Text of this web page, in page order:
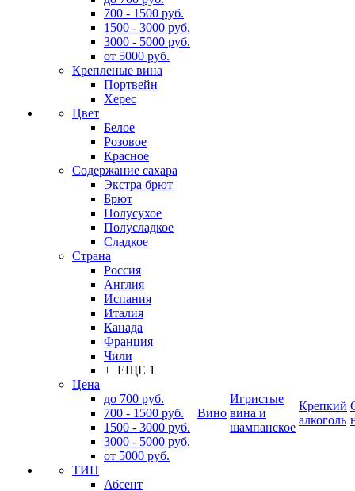
700 - 1500 руб.
1500 - 3000 руб.
3000 - 5000 руб.
от 5000 руб.
Крепленые вина
Портвейн
Херес
Цвет
Белое
Розовое
Красное
Содержание сахара
Экстра брют
Брют
Полусухое
Полусладкое
Сладкое
Страна
Россия
Англия
Испания
Италия
Канада
Франция
Чили
+ ЕЩЕ 1
Цена
до 700 руб.
700 - 1500 руб.
1500 - 3000 руб.
3000 - 5000 руб.
от 5000 руб.
ТИП
Абсент
Вино
Игристые
вина и
шампанское
Крепкий
алкоголь